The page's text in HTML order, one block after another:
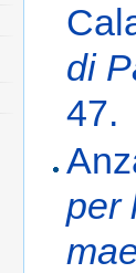
di
47.
per